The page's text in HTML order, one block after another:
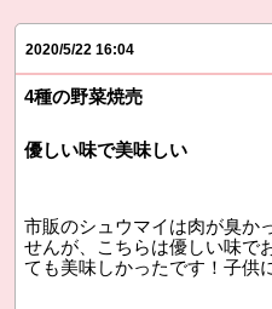
2020/5/22 16:04
4種の野菜焼売
優しい味で美味しい
市販のシュウマイは肉が臭か
せんが、こちらは優しい味で
ても美味しかったです！子供